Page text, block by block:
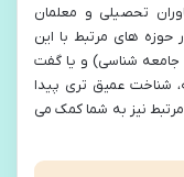
تحصیلی و معلمان
حوزه های مرتبط با این
جامعه شناسی) و یا گفت
شناخت عمیق تری پیدا
نیز به شما کمک می